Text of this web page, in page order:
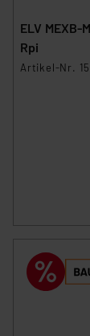
ELV
Rpi
Artikel-Nr.